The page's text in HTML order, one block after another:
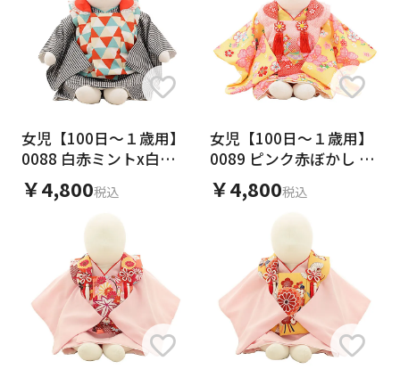
女児【100日～１歳用】
0088 白赤ミントx白黒
ラメxギンガムチェック
￥4,800税込
女児【100日～１歳用】
0089 ピンク赤ぼかし x
黄色 花
￥4,800税込